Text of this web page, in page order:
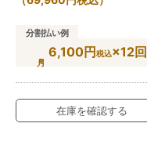
分割払い例
6,100円税込×12回
在庫を確認する